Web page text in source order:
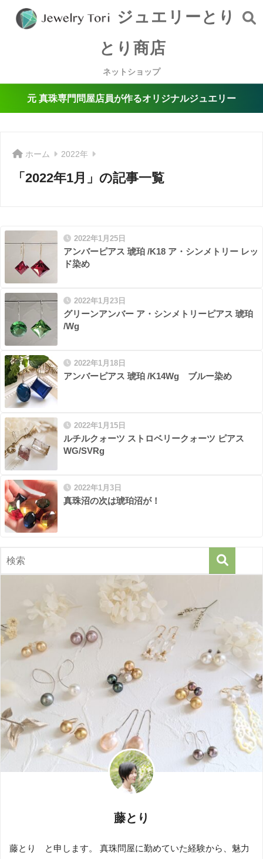
ジュエリーとり
とり商店
ネットショップ
元 真珠専門問屋店員が作るオリジナルジュエリー
ホーム 2022年
「2022年1月」の記事一覧
2022年1月25日
アンバーピアス 琥珀 /K18 ア・シンメトリー レッ
ド染め
2022年1月23日
グリーンアンバー ア・シンメトリーピアス 琥珀
/Wg
2022年1月18日
アンバーピアス 琥珀 /K14Wg ブルー染め
2022年1月15日
ルチルクォーツ ストロベリークォーツ ピアス
WG/SVRg
2022年1月3日
真珠沼の次は琥珀沼が！
藤とり
藤とり と申します。 真珠問屋に勤めていた経験から、魅力